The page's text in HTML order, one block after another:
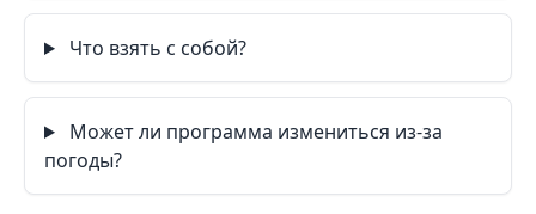
Что взять с собой?
Может ли программа измениться из-за
погоды?